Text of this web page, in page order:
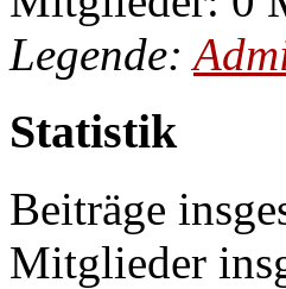
Legende:
Statistik
Beiträge
Mitglieder